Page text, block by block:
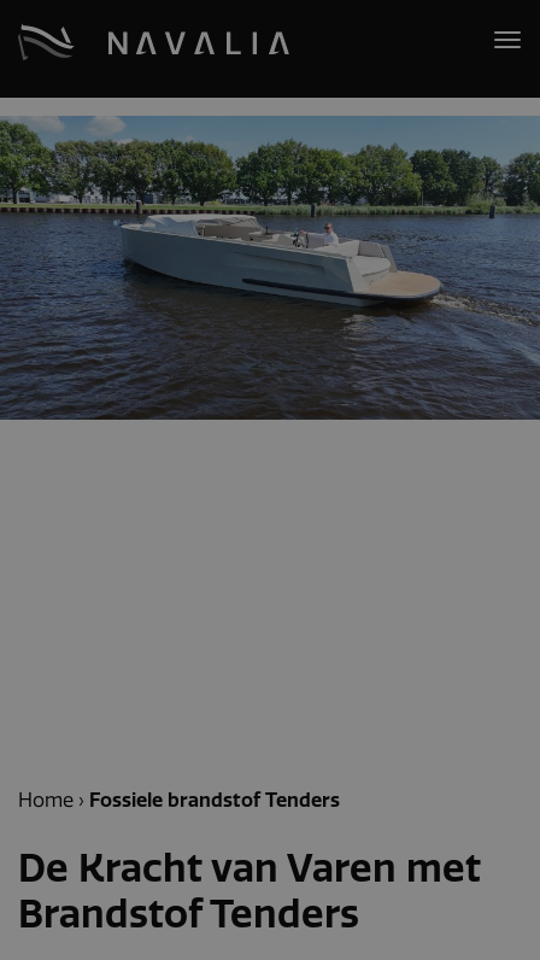
Home › Fossiele brandstof Tenders
De Kracht van Varen met
Brandstof Tenders